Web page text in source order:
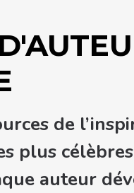
de
plus
auteur